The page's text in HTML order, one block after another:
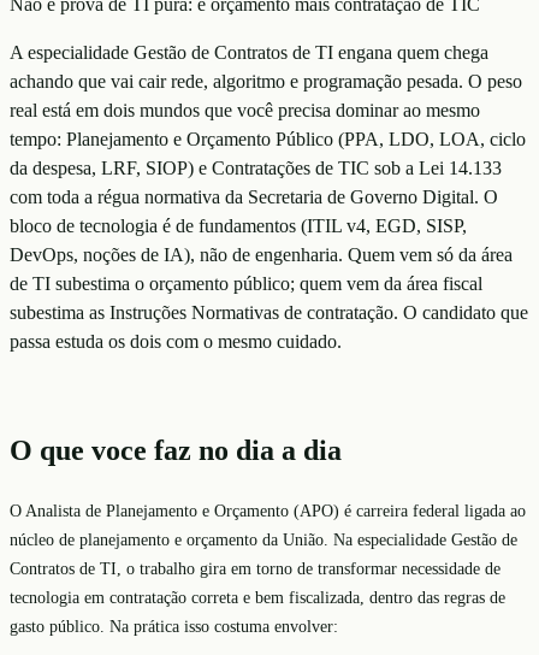
A especialidade Gestão de Contratos de TI engana quem chega
achando que vai cair rede, algoritmo e programação pesada. O peso
real está em dois mundos que você precisa dominar ao mesmo
tempo: Planejamento e Orçamento Público (PPA, LDO, LOA, ciclo
da despesa, LRF, SIOP) e Contratações de TIC sob a Lei 14.133
com toda a régua normativa da Secretaria de Governo Digital. O
bloco de tecnologia é de fundamentos (ITIL v4, EGD, SISP,
DevOps, noções de IA), não de engenharia. Quem vem só da área
de TI subestima o orçamento público; quem vem da área fiscal
subestima as Instruções Normativas de contratação. O candidato que
passa estuda os dois com o mesmo cuidado.
O que voce faz no dia a dia
O Analista de Planejamento e Orçamento (APO) é carreira federal ligada ao
núcleo de planejamento e orçamento da União. Na especialidade Gestão de
Contratos de TI, o trabalho gira em torno de transformar necessidade de
tecnologia em contratação correta e bem fiscalizada, dentro das regras de
gasto público. Na prática isso costuma envolver: